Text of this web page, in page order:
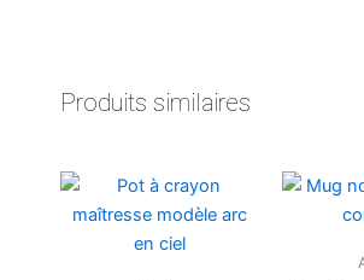
Produits similaires